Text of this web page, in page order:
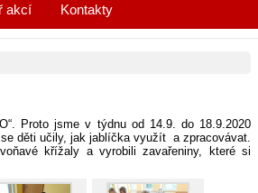
akcí Kontakty
Proto jsme v týdnu od 14.9. do 18.9.2020
děti učily, jak jablíčka využít a zpracovávat.
křížaly a vyrobili zavařeniny, které si